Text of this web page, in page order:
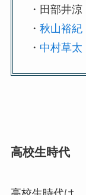
・田部井涼
・ 秋山裕紀
・ 中村草太
高校生時代